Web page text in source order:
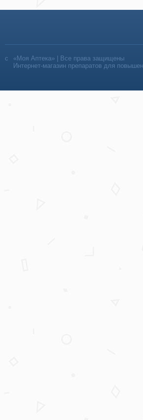
«Моя Аптека» | Все права защищены
Интернет-магазин препаратов для